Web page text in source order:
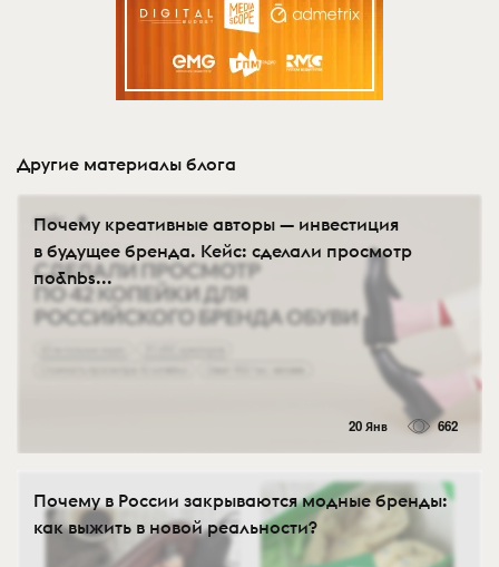
Другие материалы блога
Почему креативные авторы — инвестиция
в будущее бренда. Кейс: сделали просмотр
по&nbs...
20 Янв 662
Почему в России закрываются модные бренды:
как выжить в новой реальности?